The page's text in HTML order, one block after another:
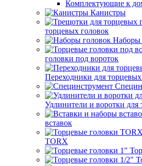
Комплектующие к
Канистры
торцевых головок
Наборы
головки под вороток
Переходники для
Удлинители и воротки для
вставок
TORX